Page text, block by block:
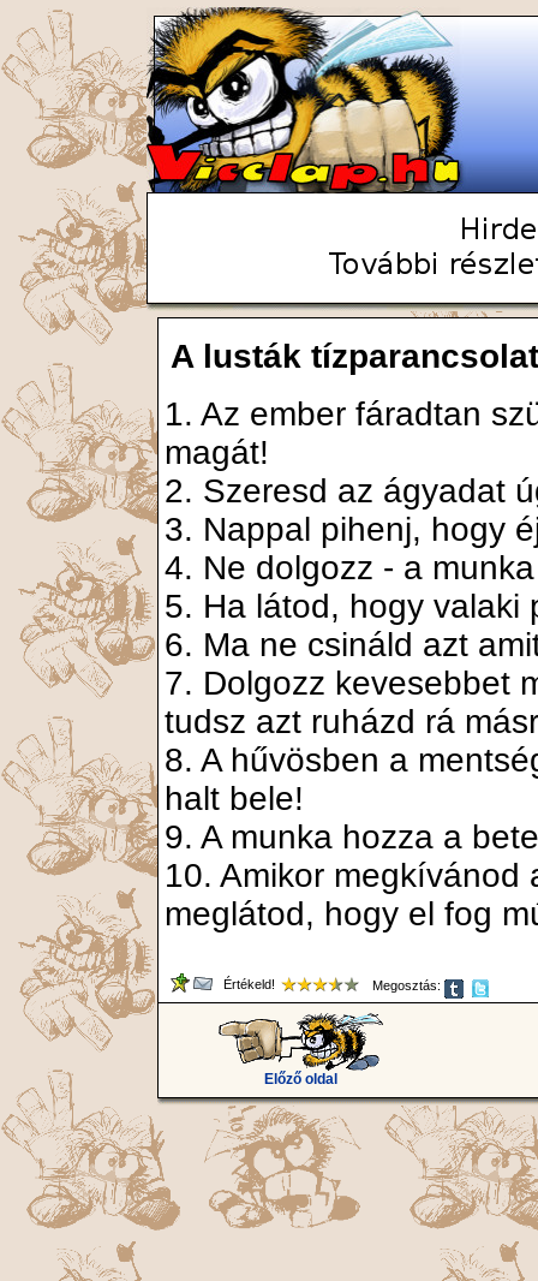
A lusták
1. Az ember fáradtan
magát!
2. Szeresd az ágyadat
3. Nappal pihenj, hogy
4. Ne dolgozz - a
5. Ha látod, hogy valaki
6. Ma ne csináld azt
7. Dolgozz kevesebbet
tudsz azt ruházd rá
8. A hűvösben a
halt bele!
9. A munka hozza a
10. Amikor megkívánod
meglátod, hogy el fog
Értékeld! Megosztás:
Előző oldal